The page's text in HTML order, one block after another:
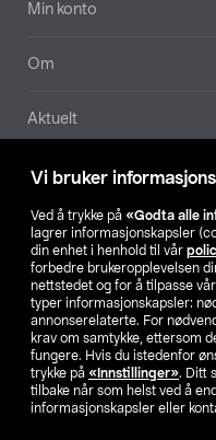
Vi bruker
Ved å trykke på «Godta alle
lagrer informasjonskapsler
din enhet i henhold til vår
forbedre brukeropplevelsen
nettstedet og for å tilpasse
typer informasjonskapsler:
annonserelaterte. For
krav om samtykke, ettersom
fungere. Hvis du istedenfor
trykke på «Innstillinger». Ditt
tilbake når som helst ved å
informasjonskapsler eller
Min konto
Om
Aktuelt
Våre selskaper
SE